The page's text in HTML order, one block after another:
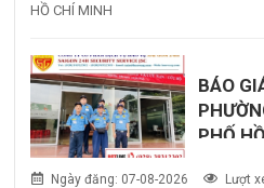
HỒ CHÍ MINH
BÁO
PHỐ
Ngày đăng: 07-08-2026 Lượt